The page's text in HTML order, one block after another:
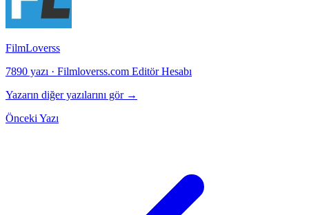
FilmLoverss
7890 yazı · Filmloverss.com Editör Hesabı
Yazarın diğer yazılarını gör →
Önceki Yazı